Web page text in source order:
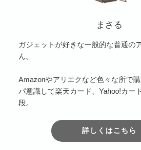
まさる
ガジェットが好きな一般的な普通の
ん。
Amazonやアリエクなど色々な所で
パ意識して楽天カード、Yahoo!カー
段。
詳しくはこちら